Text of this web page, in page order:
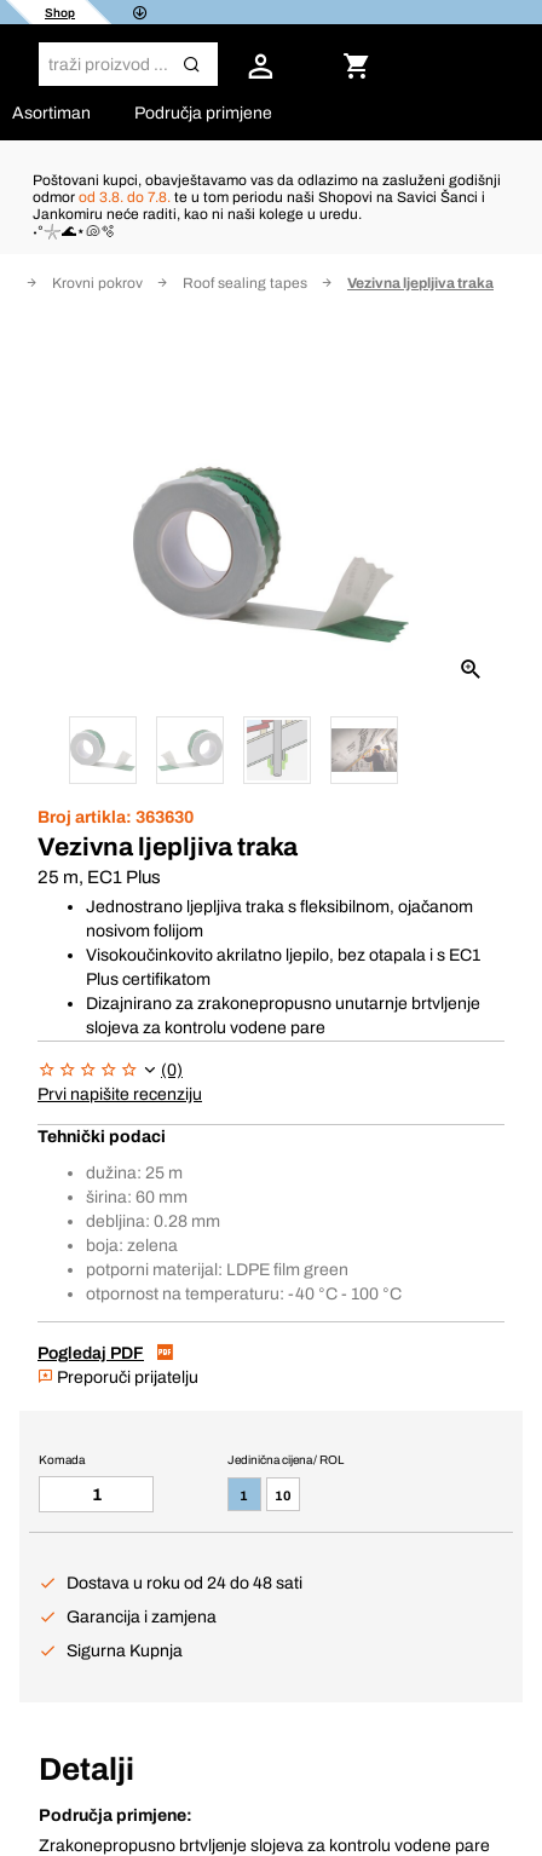
Shop
Asortiman Područja primjene
Poštovani kupci, obavještavamo vas da odlazimo na zasluženi godišnji
odmor od 3.8. do 7.8. te u tom periodu naši Shopovi na Savici Šanci i
Jankomiru neće raditi, kao ni naši kolege u uredu.
˖°𓇼🌊⋆🐚🫧
Krovni pokrov Roof sealing tapes Vezivna ljepljiva traka
Broj artikla: 363630
Vezivna ljepljiva traka
25 m, EC1 Plus
Jednostrano ljepljiva traka s fleksibilnom, ojačanom
nosivom folijom
Visokoučinkovito akrilatno ljepilo, bez otapala i s EC1
Plus certifikatom
Dizajnirano za zrakonepropusno unutarnje brtvljenje
slojeva za kontrolu vodene pare
(0)
Prvi napišite recenziju
Tehnički podaci
dužina: 25 m
širina: 60 mm
debljina: 0.28 mm
boja: zelena
potporni materijal: LDPE film green
otpornost na temperaturu: -40 °C - 100 °C
Pogledaj PDF
Preporuči prijatelju
Jedinična cijena / ROL
1 10
Komada
Dostava u roku od 24 do 48 sati
Garancija i zamjena
Sigurna Kupnja
Detalji
Područja primjene:
Zrakonepropusno brtvljenje slojeva za kontrolu vodene pare